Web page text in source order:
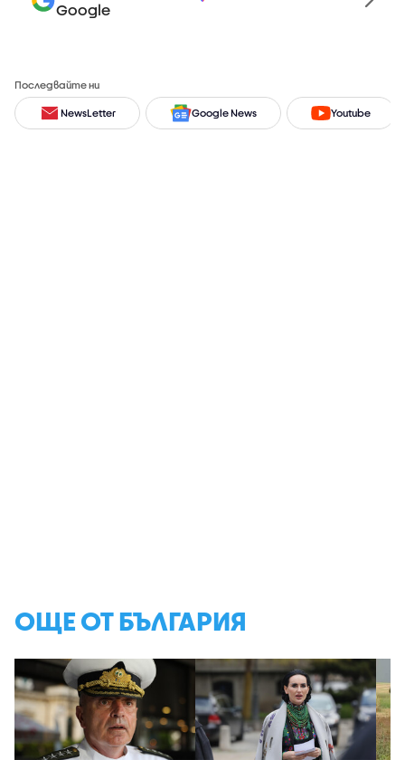
Google
Последвайте ни
NewsLetter Google News Youtube
ОЩЕ ОТ БЪЛГАРИЯ